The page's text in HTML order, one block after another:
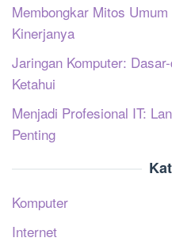
Membongkar Mitos
Kinerjanya
Jaringan Komputer:
Ketahui
Menjadi Profesional IT:
Penting
Komputer
Internet